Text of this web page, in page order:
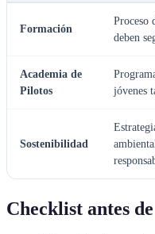
Formación
Proceso
deben
Academia de
Pilotos
jóvenes
Sostenibilidad
Checklist antes